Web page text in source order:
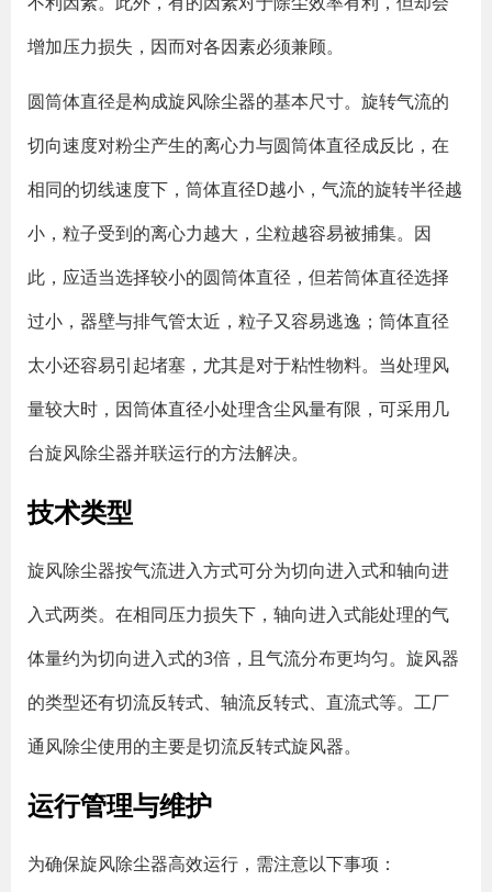
增加压力损失，因而对各因素必须兼顾。
圆筒体直径是构成旋风除尘器的基本尺寸。旋转气流的
切向速度对粉尘产生的离心力与圆筒体直径成反比，在
相同的切线速度下，筒体直径D越小，气流的旋转半径越
小，粒子受到的离心力越大，尘粒越容易被捕集。因
此，应适当选择较小的圆筒体直径，但若筒体直径选择
过小，器壁与排气管太近，粒子又容易逃逸；筒体直径
太小还容易引起堵塞，尤其是对于粘性物料。当处理风
量较大时，因筒体直径小处理含尘风量有限，可采用几
台旋风除尘器并联运行的方法解决。
技术类型
旋风除尘器按气流进入方式可分为切向进入式和轴向进
入式两类。在相同压力损失下，轴向进入式能处理的气
体量约为切向进入式的3倍，且气流分布更均匀。旋风器
的类型还有切流反转式、轴流反转式、直流式等。工厂
通风除尘使用的主要是切流反转式旋风器。
运行管理与维护
为确保旋风除尘器高效运行，需注意以下事项：